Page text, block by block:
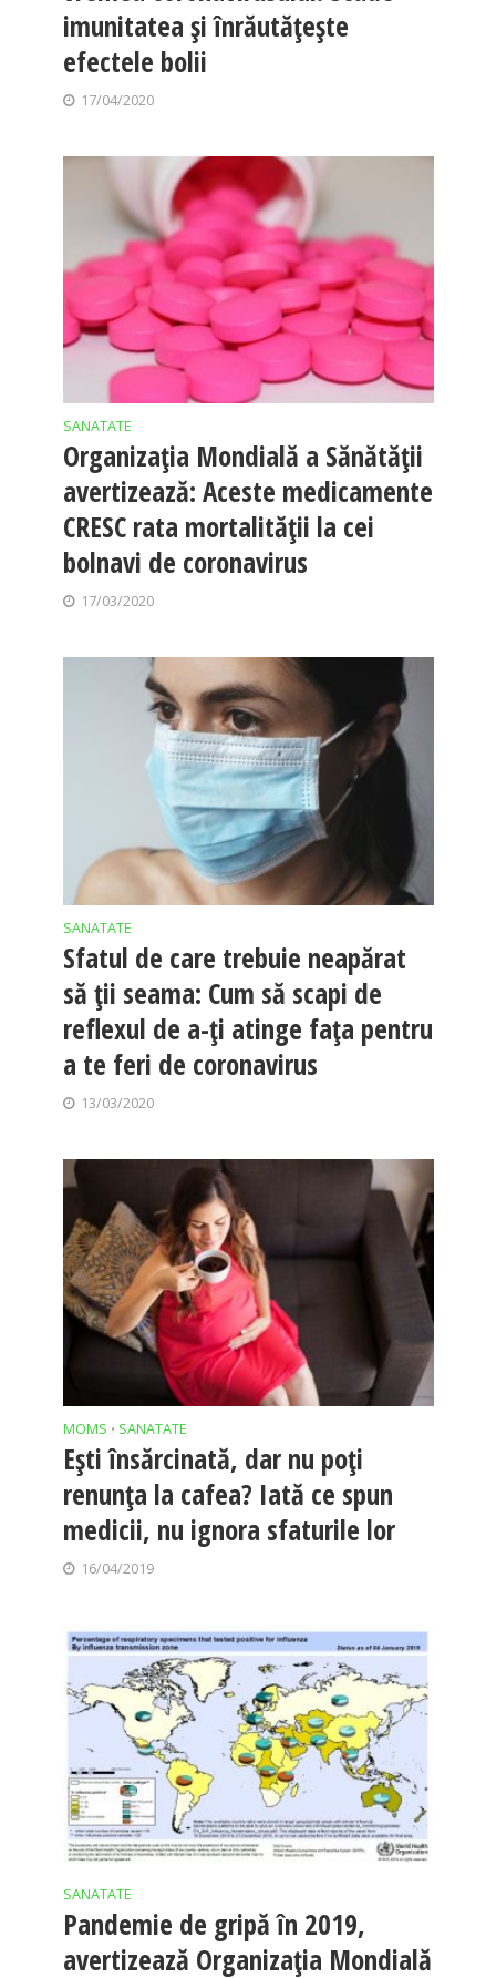
imunitatea și înrăutățește
efectele bolii
17/04/2020
SANATATE
Organizația Mondială a Sănătății
avertizează: Aceste medicamente
CRESC rata mortalității la cei
bolnavi de coronavirus
17/03/2020
SANATATE
Sfatul de care trebuie neapărat
să ții seama: Cum să scapi de
reflexul de a-ți atinge fața pentru
a te feri de coronavirus
13/03/2020
MOMS • SANATATE
Eşti însărcinată, dar nu poţi
renunţa la cafea? Iată ce spun
medicii, nu ignora sfaturile lor
16/04/2019
SANATATE
Pandemie de gripă în 2019,
avertizează Organizația Mondială